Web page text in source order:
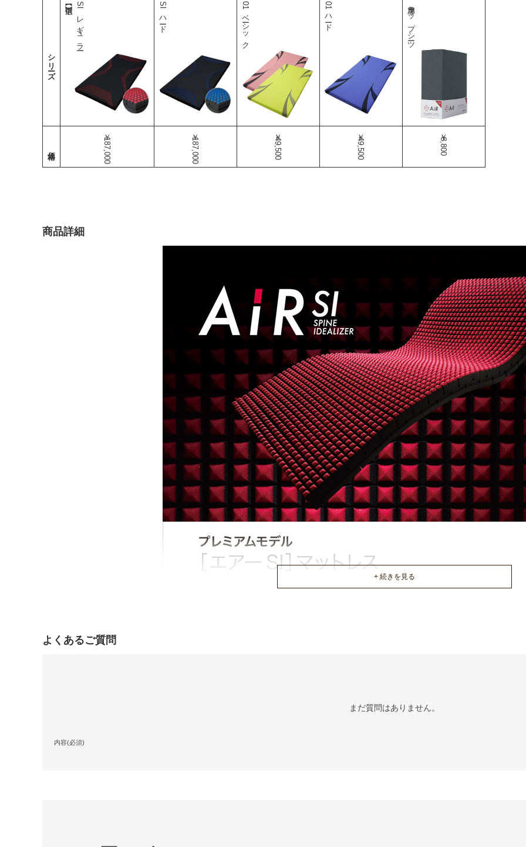
シリーズ
SI レギュラー
￥187,000
SI ハード
￥187,000
01ベーシック
￥49,500
01ハード
￥49,500
専用ラップシーツ
￥8,800
商品詳細
よくあるご質問
まだ質問はありません。
内容(必須)